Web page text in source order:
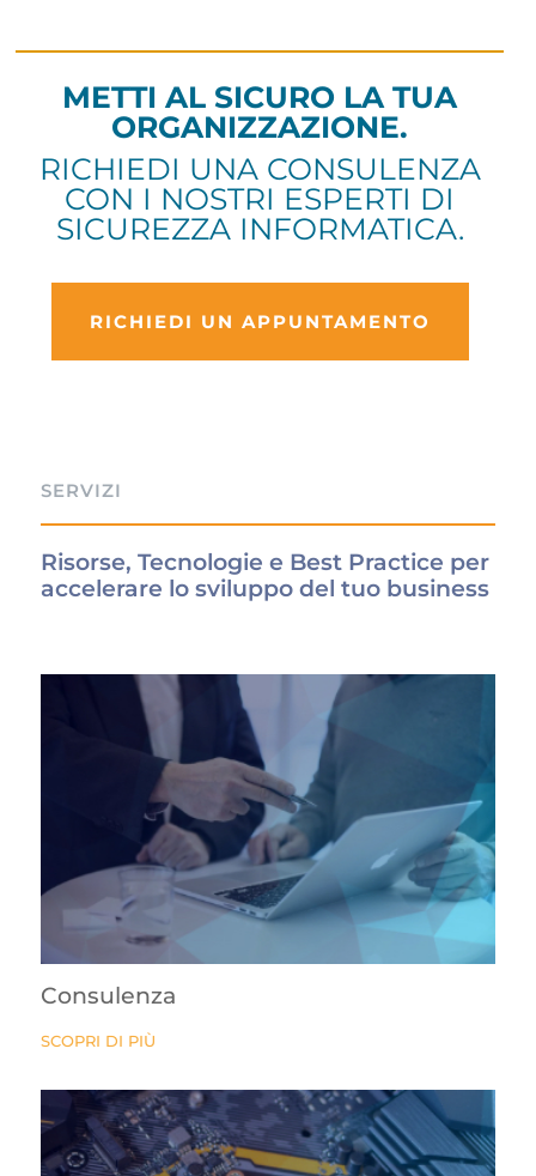
METTI AL SICURO LA TUA
ORGANIZZAZIONE.
RICHIEDI UNA CONSULENZA
CON I NOSTRI ESPERTI DI
SICUREZZA INFORMATICA.
RICHIEDI UN APPUNTAMENTO
SERVIZI
Risorse, Tecnologie e Best Practice per
accelerare lo sviluppo del tuo business
Consulenza
SCOPRI DI PIÙ